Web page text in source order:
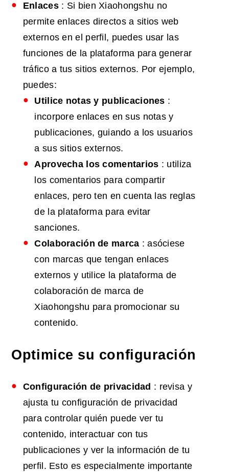
Enlaces: Si bien Xiaohongshu no
permite enlaces directos a sitios web
externos en el perfil, puedes usar las
funciones de la plataforma para generar
tráfico a tus sitios externos. Por ejemplo,
puedes:
Utilice notas y publicaciones :
incorpore enlaces en sus notas y
publicaciones, guiando a los usuarios
a sus sitios externos.
Aprovecha los comentarios : utiliza
los comentarios para compartir
enlaces, pero ten en cuenta las reglas
de la plataforma para evitar
sanciones.
Colaboraciónde marca : asóciese
con marcas que tengan enlaces
externos y utilice la plataforma de
colaboración de marca de
Xiaohongshu para promocionar su
contenido.
Optimice su configuración
Configuración de privacidad : revisa y
ajusta tu configuración de privacidad
para controlar quién puede ver tu
contenido, interactuar con tus
publicaciones y ver la información de tu
perfil. Esto es especialmente importante